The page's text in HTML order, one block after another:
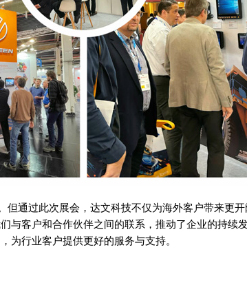
但通过此次展会，达文科技不仅为海外客户带来更
与客户和合作伙伴之间的联系，推动了企业的持续
为行业客户提供更好的服务与支持。